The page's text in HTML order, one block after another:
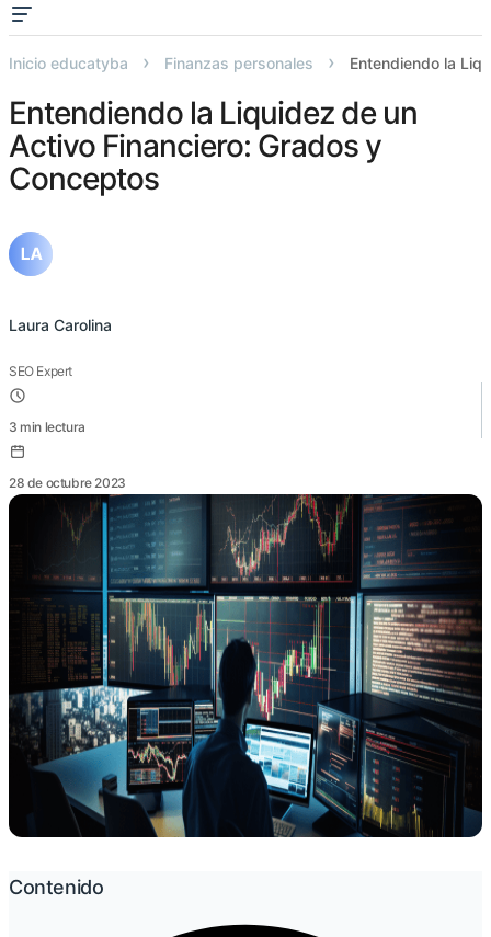
Inicio educatyba › Finanzas personales › Entendiendo la
Entendiendo la Liquidez de un
Activo Financiero: Grados y
Conceptos
Laura Carolina
SEO Expert
3 min lectura
28 de octubre 2023
Contenido